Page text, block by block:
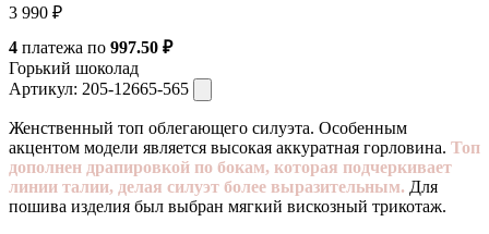
3 990 ₽
4 платежа по 997.50 ₽
Горький шоколад
Артикул: 205-12665-565
Женственный топ облегающего силуэта. Особенным
акцентом модели является высокая аккуратная горловина. Топ
дополнен драпировкой по бокам, которая подчеркивает
линии талии, делая силуэт более выразительным. Для
пошива изделия был выбран мягкий вискозный трикотаж.